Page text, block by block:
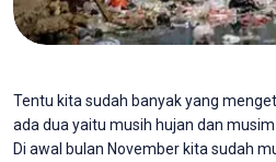
Tentu kita sudah banyak yang
ada dua yaitu musih hujan dan
Di awal bulan November kita sudah